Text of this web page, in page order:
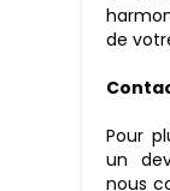
de
Pour
un
nous